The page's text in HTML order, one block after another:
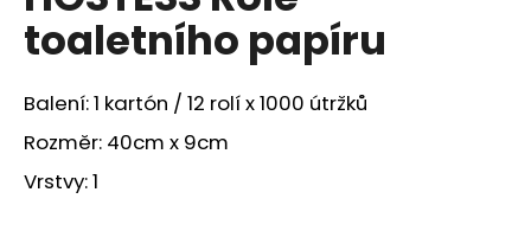
0,0
z
hvězdiček.
toaletního papíru
Balení: 1 kartón / 12 rolí x 1000 útržků
Rozměr: 40cm x 9cm
Vrstvy: 1
a
j
í
t
?